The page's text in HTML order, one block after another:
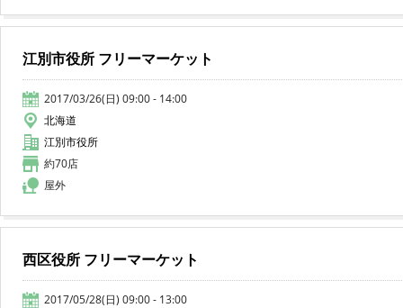
江別市役所 フリーマーケット
2017/03/26(日) 09:00 - 14:00
北海道
江別市役所
約70店
屋外
西区役所 フリーマーケット
2017/05/28(日) 09:00 - 13:00